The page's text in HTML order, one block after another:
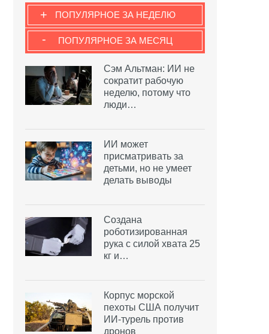
ПОПУЛЯРНОЕ ЗА НЕДЕЛЮ
+
ПОПУЛЯРНОЕ ЗА МЕСЯЦ
-
Сэм Альтман: ИИ не
сократит рабочую
неделю, потому что
люди…
ИИ может
присматривать за
детьми, но не умеет
делать выводы
Создана
роботизированная
рука с силой хвата 25
кг и…
Корпус морской
пехоты США получит
ИИ-турель против
дронов